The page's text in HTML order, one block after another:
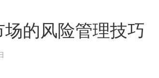
场的风险管理技巧